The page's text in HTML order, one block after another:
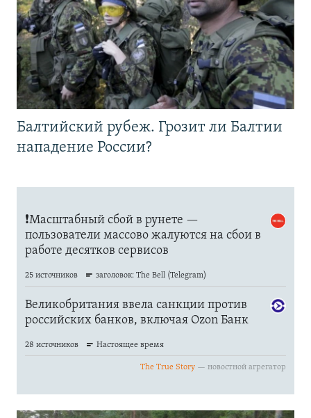
Балтийский рубеж. Грозит ли Балтии
нападение России?